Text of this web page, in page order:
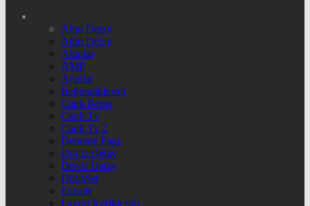
Altın Detay
Altın Detay
Altınlar
AMP
Ayarlar
Beğendiklerim
Canlı Borsa
Canlı Tv
Canlı Tv 2
Deneme Page
Döviz Detay
Döviz Detay
Dövizler
Eczane
Favori İçeriklerim